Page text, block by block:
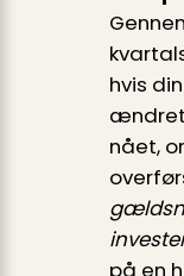
hvis
ændret
nået,
på en